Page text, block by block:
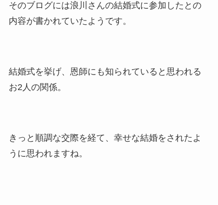
そのブログには浪川さんの結婚式に参加したとの
内容が書かれていたようです。
結婚式を挙げ、恩師にも知られていると思われる
お2人の関係。
きっと順調な交際を経て、幸せな結婚をされたよ
うに思われますね。